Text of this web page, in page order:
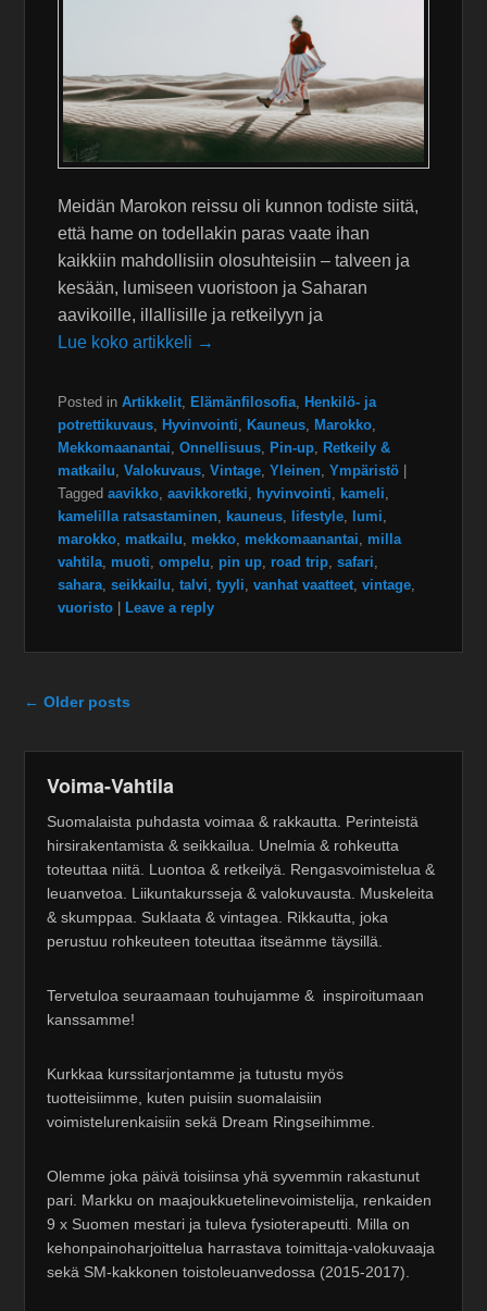
Meidän Marokon reissu oli kunnon todiste siitä,
että hame on todellakin paras vaate ihan
kaikkiin mahdollisiin olosuhteisiin – talveen ja
kesään, lumiseen vuoristoon ja Saharan
aavikoille, illallisille ja retkeilyyn ja
Lue koko artikkeli →
Posted in Artikkelit Elämänfilosofia
Henkilö- ja
potrettikuvaus
Hyvinvointi Kauneus Marokko
Mekkomaanantai ,Onnellisuus Pin-up
Retkeily &
matkailu ,Valokuvaus ,Vintage ,Yleinen ,Ympäristö
Tagged aavikko ,aavikkoretki hyvinvointi kameli
kamelilla ratsastaminen
kauneus lifestyle lumi
marokko matkailu mekko mekkomaanantai
milla
vahtila muoti ,ompelu pin up road trip ,safari
sahara ,seikkailu ,talvi ,tyyli ,vanhat vaatteet ,vintage
vuoristo
Leave a reply
Post navigation
← Older posts
Voima-Vahtila
Suomalaista puhdasta voimaa & rakkautta. Perinteistä
hirsirakentamista & seikkailua. Unelmia & rohkeutta
toteuttaa niitä. Luontoa & retkeilyä. Rengasvoimistelua &
leuanvetoa. Liikuntakursseja & valokuvausta. Muskeleita
& skumppaa. Suklaata & vintagea. Rikkautta, joka
perustuu rohkeuteen toteuttaa itseämme täysillä.
Tervetuloa seuraamaan touhujamme & inspiroitumaan
kanssamme!
Kurkkaa kurssitarjontamme ja tutustu myös
tuotteisiimme, kuten puisiin suomalaisiin
voimistelurenkaisiin sekä Dream Ringseihimme.
Olemme joka päivä toisiinsa yhä syvemmin rakastunut
pari. Markku on maajoukkuetelinevoimistelija, renkaiden
9 x Suomen mestari ja tuleva fysioterapeutti. Milla on
kehonpainoharjoittelua harrastava toimittaja-valokuvaaja
sekä SM-kakkonen toistoleuanvedossa (2015-2017).